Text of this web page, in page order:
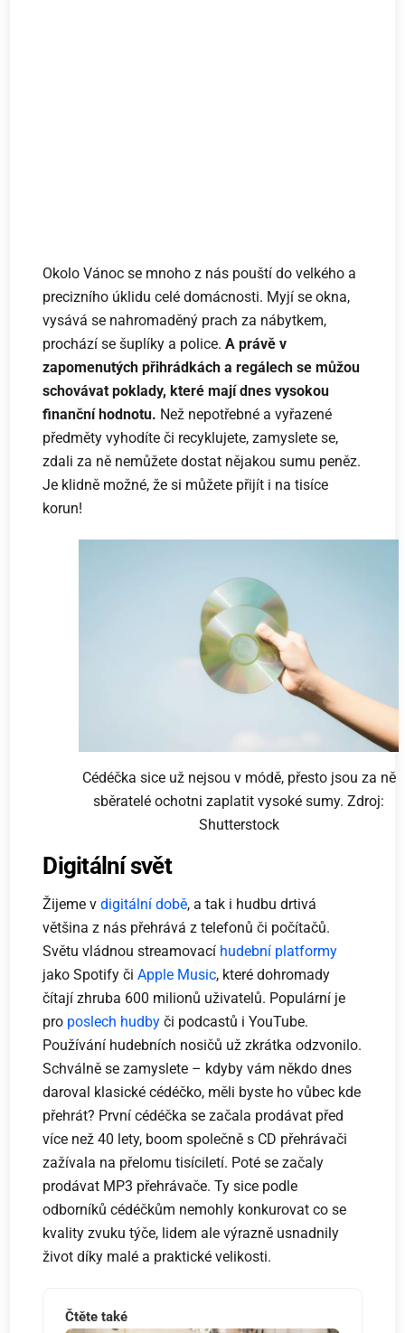
Okolo Vánoc se mnoho z nás pouští do velkého a
precizního úklidu celé domácnosti. Myjí se okna,
vysává se nahromaděný prach za nábytkem,
prochází se šuplíky a police.A právě v
zapomenutých přihrádkách a regálech se můžou
schovávat poklady, které mají dnes vysokou
finanční hodnotu. Než nepotřebné a vyřazené
předměty vyhodíte či recyklujete, zamyslete se,
zdali za ně nemůžete dostat nějakou sumu peněz.
Je klidně možné, že si můžete přijít i na tisíce
korun!
Cédéčka sice už nejsou v módě, přesto jsou za ně
sběratelé ochotni zaplatit vysoké sumy. Zdroj:
Shutterstock
Digitální svět
Žijeme vdigitální době, a tak i hudbu drtivá
většina z nás přehrává z telefonů či počítačů.
Světu vládnou streamovací hudební platformy
jako Spotify čiApple Music, které dohromady
čítají zhruba 600 milionů uživatelů. Populární je
pro poslech hudby či podcastů i YouTube.
Používání hudebních nosičů už zkrátka odzvonilo.
Schválně se zamyslete – kdyby vám někdo dnes
daroval klasické cédéčko, měli byste ho vůbec kde
přehrát? První cédéčka se začala prodávat před
více než 40 lety, boom společně s CD přehrávači
zažívala na přelomu tisíciletí. Poté se začaly
prodávat MP3 přehrávače. Ty sice podle
odborníků cédéčkům nemohly konkurovat co se
kvality zvuku týče, lidem ale výrazně usnadnily
život díky malé a praktické velikosti.
Čtěte také